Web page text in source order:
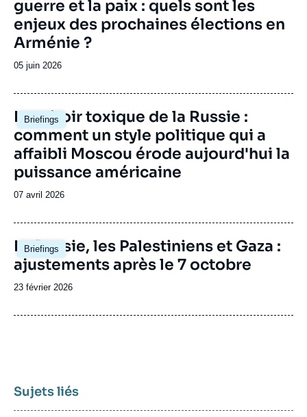
guerre et la paix : quels sont les
enjeux des prochaines élections en
Arménie ?
Date
publication
05 juin 2026
Briefings
Image
principale
Le miroir toxique de la Russie :
comment un style politique qui a
affaibli Moscou érode aujourd'hui la
puissance américaine
Date
publication
07 avril 2026
Briefings
Image
principale
La Russie, les Palestiniens et Gaza :
ajustements après le 7 octobre
Date
publication
23 février 2026
Sujets liés